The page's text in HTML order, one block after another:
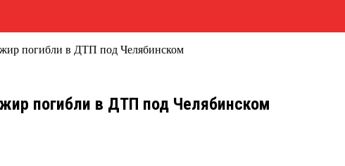
погибли в ДТП под Челябинском
погибли в ДТП под Челябинском